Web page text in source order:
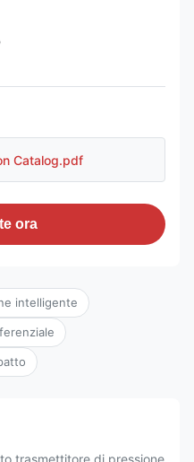
Catalog.pdf
ora
intelligente
trasmettitore di pressione